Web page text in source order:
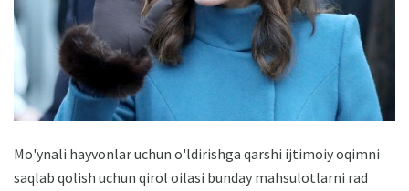
Mo'ynali hayvonlar uchun o'ldirishga qarshi ijtimoiy oqimni
saqlab qolish uchun qirol oilasi bunday mahsulotlarni rad